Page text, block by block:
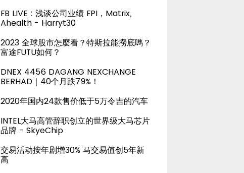
FB LIVE : 浅谈公司业绩 FPI，Matrix,
Ahealth - Harryt30
2023 全球股市怎麼看？特斯拉能撈底嗎？
富途FUTU如何？
DNEX 4456 DAGANG NEXCHANGE
BERHAD｜40个月跌79%！
2020年国内24款售价低于5万令吉的汽车
INTEL大马高管辞职创立的世界级大马芯片
品牌 - SkyeChip
交易活动按年剧增30% 马交易值创5年新
高